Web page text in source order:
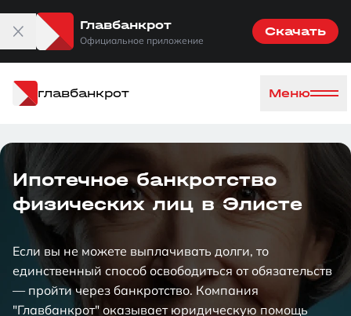
Главбанкрот
Официальное приложение
Скачать
главбанкрот Меню
Ипотечное банкротство
физических лиц в Элисте
Если вы не можете выплачивать долги, то
единственный способ освободиться от обязательств
— пройти через банкротство. Компания
"Главбанкрот" оказывает юридическую помощь